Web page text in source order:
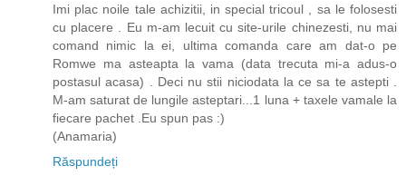
Imi plac noile tale achizitii, in special tricoul , sa le folosesti
cu placere . Eu m-am lecuit cu site-urile chinezesti, nu mai
comand nimic la ei, ultima comanda care am dat-o pe
Romwe ma asteapta la vama (data trecuta mi-a adus-o
postasul acasa) . Deci nu stii niciodata la ce sa te astepti .
M-am saturat de lungile asteptari...1 luna + taxele vamale la
fiecare pachet .Eu spun pas :)
(Anamaria)
Răspundeți